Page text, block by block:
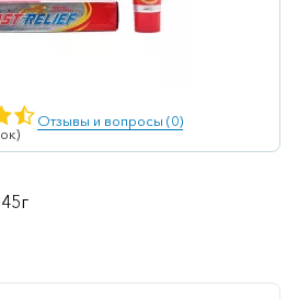
Отзывы и вопросы (0)